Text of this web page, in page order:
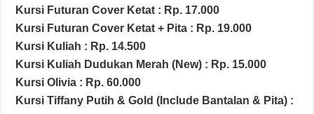
Kursi Futuran Cover Ketat : Rp. 17.000
Kursi Futuran Cover Ketat + Pita : Rp. 19.000
Kursi Kuliah : Rp. 14.500
Kursi Kuliah Dudukan Merah (New) : Rp. 15.000
Kursi Olivia : Rp. 60.000
Kursi Tiffany Putih & Gold (Include Bantalan & Pita) :